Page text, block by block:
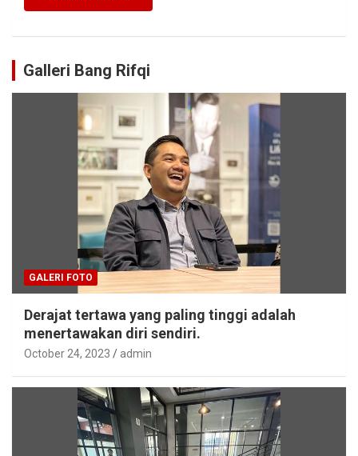
Galleri Bang Rifqi
GALERI FOTO
Derajat tertawa yang paling tinggi adalah
menertawakan diri sendiri.
October 24, 2023 admin